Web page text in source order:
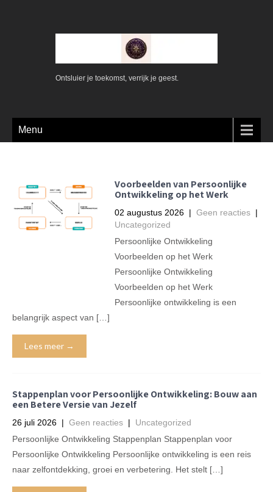
Ontsluier je toekomst, verrijk je geest.
Menu
Voorbeelden van Persoonlijke
Ontwikkeling op het Werk
02 augustus 2026 | Geen reacties |
Uncategorized
Persoonlijke Ontwikkeling
Voorbeelden op het Werk
Persoonlijke Ontwikkeling
Voorbeelden op het Werk
Persoonlijke ontwikkeling is een
belangrijk aspect van […]
Lees meer →
Stappenplan voor Persoonlijke Ontwikkeling: Bouw aan
een Betere Versie van Jezelf
26 juli 2026 | Geen reacties | Uncategorized
Persoonlijke Ontwikkeling Stappenplan Stappenplan voor
Persoonlijke Ontwikkeling Persoonlijke ontwikkeling is een reis
naar zelfontdekking, groei en verbetering. Het stelt […]